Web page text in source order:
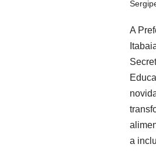
A
a